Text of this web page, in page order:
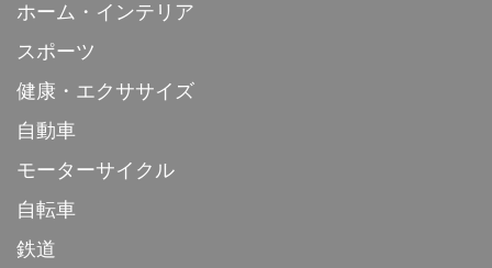
ホーム・インテリア
スポーツ
健康・エクササイズ
自動車
モーターサイクル
自転車
鉄道